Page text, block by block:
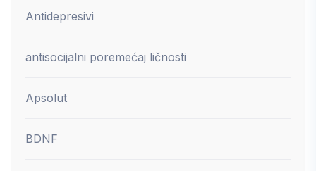
Antidepresivi
antisocijalni poremećaj ličnosti
Apsolut
BDNF